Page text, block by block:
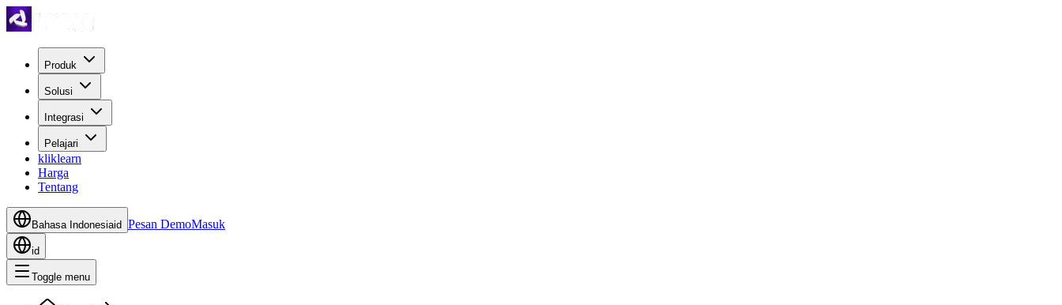
Produk
Solusi
Integrasi
Pelajari
kliklearn
Harga
Tentang
Bahasa Indonesiaid Pesan DemoMasuk
id
Toggle menu